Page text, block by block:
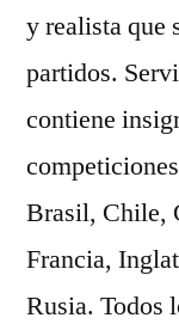
y realista que
partidos.
contiene
Brasil, Chile,
Francia,
Rusia. Todos